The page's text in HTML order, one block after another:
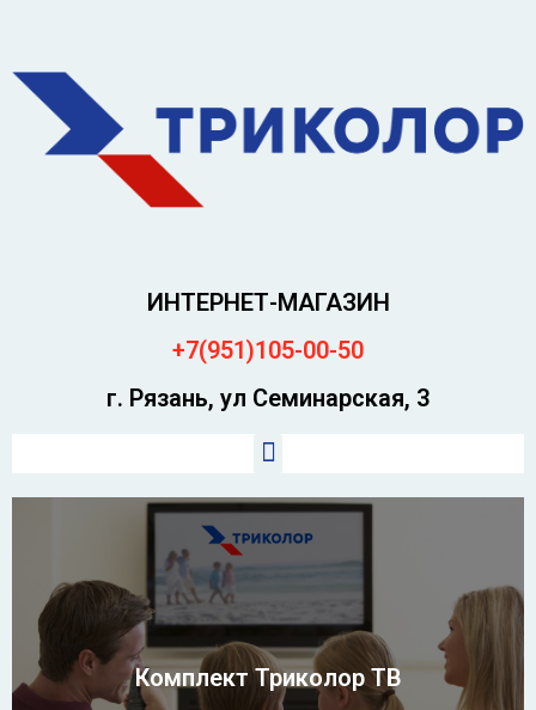
ИНТЕРНЕТ-МАГАЗИН
+7(951)105-00-50
г. Рязань, ул Семинарская, 3
Комплект Триколор ТВ